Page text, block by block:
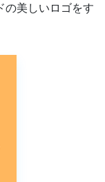
の美しいロゴをす